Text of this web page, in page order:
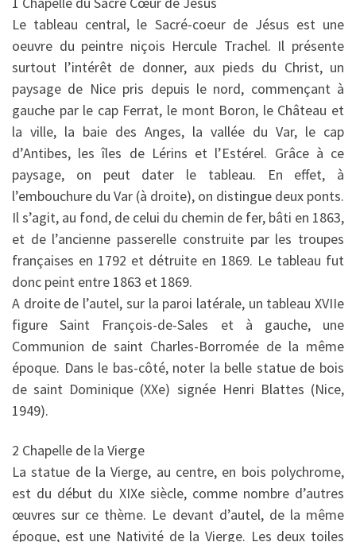
Le tableau central, le Sacré-coeur de Jésus est une
oeuvre du peintre niçois Hercule Trachel. Il présente
surtout l’intérêt de donner, aux pieds du Christ, un
paysage de Nice pris depuis le nord, commençant à
gauche par le cap Ferrat, le mont Boron, le Château et
la ville, la baie des Anges, la vallée du Var, le cap
d’Antibes, les îles de Lérins et l’Estérel. Grâce à ce
paysage, on peut dater le tableau. En effet, à
l’embouchure du Var (à droite), on distingue deux ponts.
Il s’agit, au fond, de celui du chemin de fer, bâti en 1863,
et de l’ancienne passerelle construite par les troupes
françaises en 1792 et détruite en 1869. Le tableau fut
donc peint entre 1863 et 1869.
A droite de l’autel, sur la paroi latérale, un tableau XVIIe
figure Saint François-de-Sales et à gauche, une
Communion de saint Charles-Borromée de la même
époque. Dans le bas-côté, noter la belle statue de bois
de saint Dominique (XXe) signée Henri Blattes (Nice,
1949).
2 Chapelle de la Vierge
La statue de la Vierge, au centre, en bois polychrome,
est du début du XIXe siècle, comme nombre d’autres
œuvres sur ce thème. Le devant d’autel, de la même
époque, est une Nativité de la Vierge. Les deux toiles